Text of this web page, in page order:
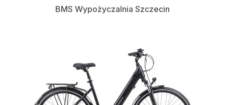
BMS Wypożyczalnia Szczecin